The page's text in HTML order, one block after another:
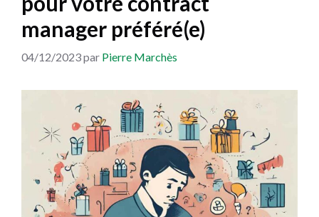
manager préféré(e)
04/12/2023par Pierre Marchès